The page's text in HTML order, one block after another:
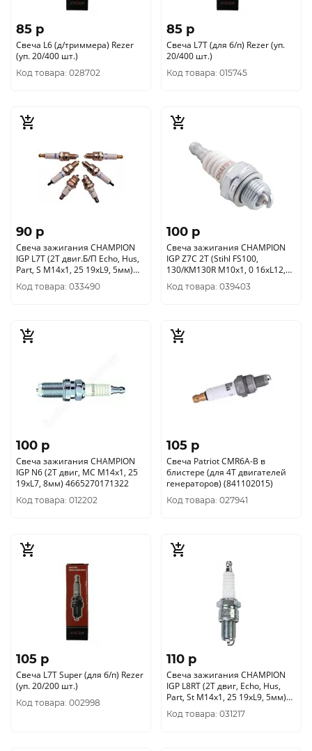
85 p
Свеча L6 (д/триммера) Rezer
(уп. 20/400 шт.)
Код товара: 028702
85 p
Свеча L7Т (для б/п) Rezer (уп.
20/400 шт.)
Код товара: 015745
90 p
Свеча зажигания CHAMPION
IGP L7T (2Т двиг.Б/П Echo, Hus,
Part, S М14х1, 25 19хL9, 5мм)
4665270171308
Код товара: 033490
100 p
Свеча зажигания CHAMPION
IGP Z7C 2Т (Stihl FS100,
130/KM130R М10х1, 0 16хL12,
7мм) 4665270171339
Код товара: 039403
100 p
Свеча зажигания CHAMPION
IGP N6 (2Т двиг, MC М14х1, 25
19хL7, 8мм) 4665270171322
Код товара: 012202
105 p
Свеча Patriot CMR6A-B в
блистере (для 4Т двигателей
генераторов) (841102015)
Код товара: 027941
105 p
Свеча L7Т Super (для б/п) Rezer
(уп. 20/200 шт.)
Код товара: 002998
110 p
Свеча зажигания CHAMPION
IGP L8RT (2Т двиг, Echo, Hus,
Part, St М14х1, 25 19хL9, 5мм)
4665270171315
Код товара: 031217